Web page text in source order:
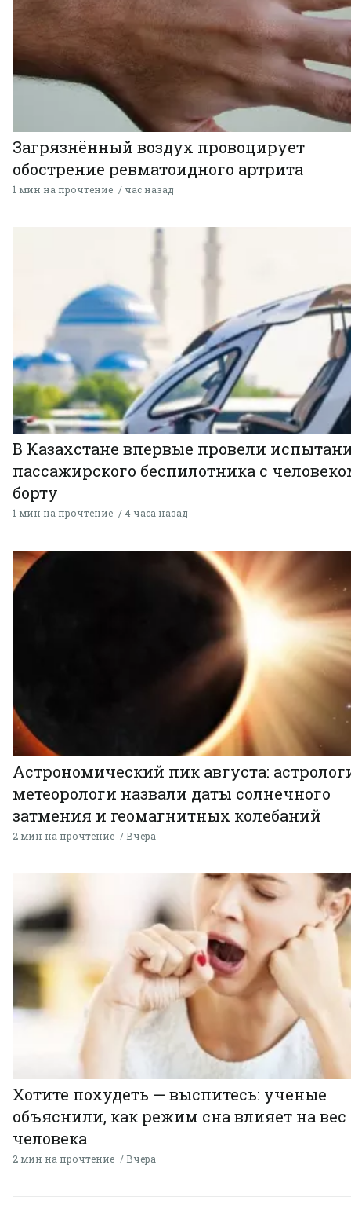
Загрязнённый воздух провоцирует
обострение ревматоидного артрита
1 мин на прочтение час назад
В Казахстане впервые провели
пассажирского беспилотника с
борту
1 мин на прочтение 4 часа назад
Астрономический пик августа:
метеорологи назвали даты солнечного
затмения и геомагнитных колебаний
2 мин на прочтение Вчера
Хотите похудеть — выспитесь: ученые
объяснили, как режим сна влияет на вес
человека
2 мин на прочтение Вчера